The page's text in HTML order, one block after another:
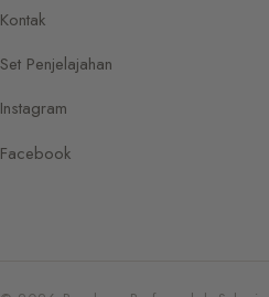
Kontak
Set Penjelajahan
Instagram
Facebook